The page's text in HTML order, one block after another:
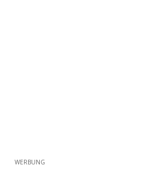
WERBUNG